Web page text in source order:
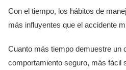
Con el tiempo, los hábitos de
más influyentes que el accidente
Cuanto más tiempo demuestre un
comportamiento seguro, más fácil